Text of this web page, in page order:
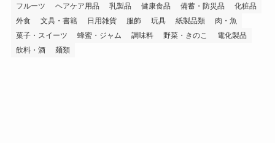
フルーツ
ヘアケア用品 乳製品 健康食品 備蓄・防災品
化粧品
外食
文具・書籍 日用雑貨 服飾 玩具 紙製品類
肉・魚
菓子・スイーツ
蜂蜜・ジャム 調味料 野菜・きのこ
電化製品
飲料・酒
麺類